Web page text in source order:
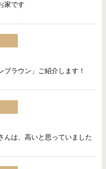
家です
ブラウン」ご紹介します！
んは、高いと思っていました